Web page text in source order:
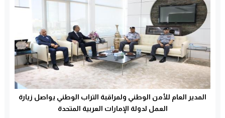
المدير العام للأمن الوطني ولمراقبة التراب الوطني يواصل زيارة
العمل لدولة الإمارات العربية المتحدة